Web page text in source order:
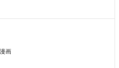
画